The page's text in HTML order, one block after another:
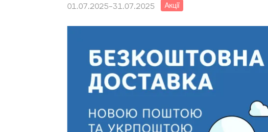
01.07.2025-31.07.2025 Акції